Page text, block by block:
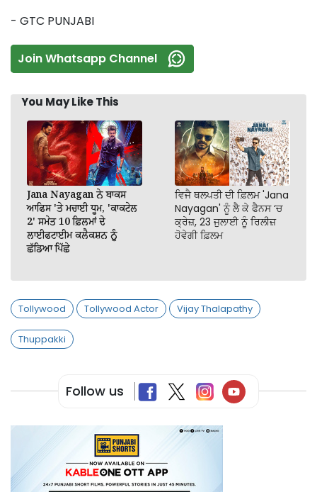
- GTC PUNJABI
Join Whatsapp Channel
You May Like This
Jana Nayagan ਨੇ ਬਾਕਸ
ਆਫਿਸ 'ਤੇ ਮਚਾਈ ਧੂਮ, 'ਕਾਕਟੇਲ
2' ਸਮੇਤ 10 ਫ਼ਿਲਮਾਂ ਦੇ
ਲਾਈਫਟਾਈਮ ਕਲੈਕਸ਼ਨ ਨੂੰ
ਛੱਡਿਆ ਪਿੱਛੇ
ਵਿਜੈ ਥਲਪਤੀ ਦੀ ਫ਼ਿਲਮ 'Jana
Nayagan' ਨੂੰ ਲੈ ਕੇ ਫੈਨਸ ‘ਚ
ਕ੍ਰੇਜ਼, 23 ਜੁਲਾਈ ਨੂੰ ਰਿਲੀਜ਼
ਹੋਵੇਗੀ ਫ਼ਿਲਮ
Tollywood Tollywood Actor Vijay Thalapathy
Thuppakki
Follow us